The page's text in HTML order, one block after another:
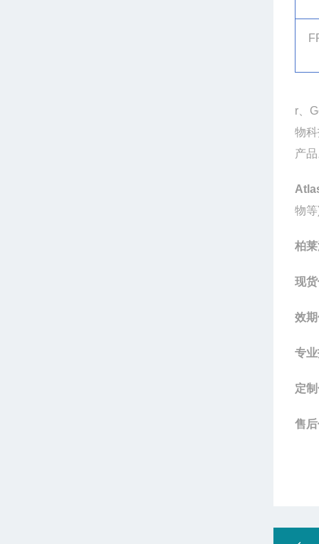
r
物
产
物等
柏
现
效
专
定
售